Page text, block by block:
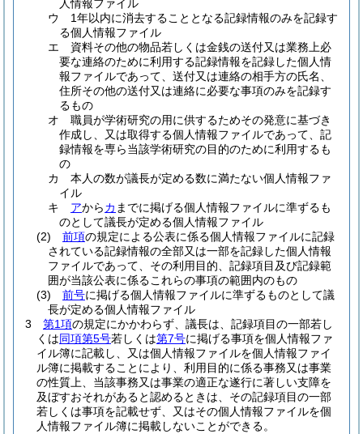
人情報ファイル
ウ
1年以内に消去することとなる記録情報のみを記録す
る個人情報ファイル
エ
資料その他の物品若しくは金銭の送付又は業務上必
要な連絡のために利用する記録情報を記録した個人情
報ファイルであって、送付又は連絡の相手方の氏名、
住所その他の送付又は連絡に必要な事項のみを記録す
るもの
オ
職員が学術研究の用に供するためその発意に基づき
作成し、又は取得する個人情報ファイルであって、記
録情報を専ら当該学術研究の目的のために利用するも
の
カ
本人の数が議長が定める数に満たない個人情報ファ
イル
キ
アからカ までに掲げる個人情報ファイルに準ずるも
のとして議長が定める個人情報ファイル
(2)
前項の規定による公表に係る個人情報ファイルに記録
されている記録情報の全部又は一部を記録した個人情報
ファイルであって、その利用目的、記録項目及び記録範
囲が当該公表に係るこれらの事項の範囲内のもの
(3)
前号に掲げる個人情報ファイルに準ずるものとして議
長が定める個人情報ファイル
3
第1項の規定にかかわらず、議長は、記録項目の一部若し
くは同項第5号若しくは第7号に掲げる事項を個人情報ファ
イル簿に記載し、又は個人情報ファイルを個人情報ファイ
ル簿に掲載することにより、利用目的に係る事務又は事業
の性質上、当該事務又は事業の適正な遂行に著しい支障を
及ぼすおそれがあると認めるときは、その記録項目の一部
若しくは事項を記載せず、又はその個人情報ファイルを個
人情報ファイル簿に掲載しないことができる。